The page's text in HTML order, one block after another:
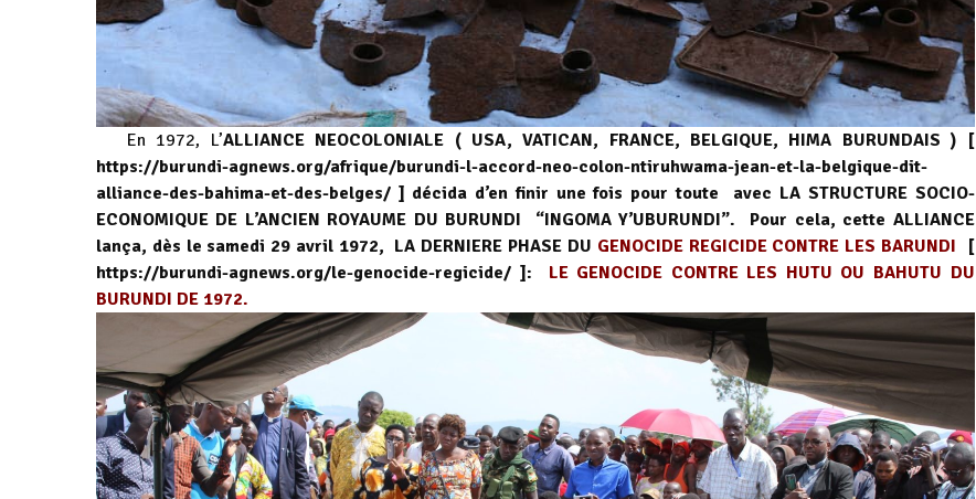
En 1972, L’ALLIANCE NEOCOLONIALE ( USA, VATICAN, FRANCE, BELGIQUE, HIMA BURUNDAIS ) [
https://burundi-agnews.org/afrique/burundi-l-accord-neo-colon-ntiruhwama-jean-et-la-belgique-dit-
alliance-des-bahima-et-des-belges/ ] décida d’en finir une fois pour toute avec LA STRUCTURE SOCIO-
ECONOMIQUE DE L’ANCIEN ROYAUME DU BURUNDI “INGOMA Y’UBURUNDI”. Pour cela, cette ALLIANCE
lança, dès le samedi 29 avril 1972, LA DERNIERE PHASE DU GENOCIDE REGICIDE CONTRE LES BARUNDI [
https://burundi-agnews.org/le-genocide-regicide/ ]:
LE GENOCIDE CONTRE LES HUTU OU BAHUTU DU
BURUNDI DE 1972.